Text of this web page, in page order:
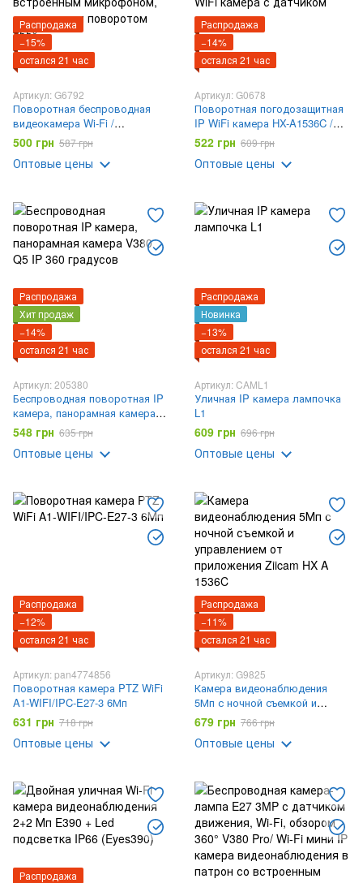
Распродажа
−15%
остался 21 час
Артикул: G6792
Поворотная беспроводная
видеокамера Wi-Fi /
Видеоняня Q1 с датчиком
движения, с ночным
режимом, со встроенным
500 грн 587 грн
Оптовые цены
Распродажа
−14%
остался 21 час
Артикул: G0678
Поворотная погодозащитная
IP WiFi камера HX-A1536C /
Поворотная уличная камера
видеонаблюдения / WiFi
камера с датчиком движения
522 грн 609 грн
Оптовые цены
Распродажа
Хит продаж
−14%
остался 21 час
Артикул: 205380
Беспроводная поворотная IP
камера, панорамная камера
V380 Q5 IP 360 градусов
548 грн 635 грн
Оптовые цены
Распродажа
Новинка
−13%
остался 21 час
Артикул: CAML1
Уличная IP камера лампочка
L1
609 грн 696 грн
Оптовые цены
Распродажа
−12%
остался 21 час
Артикул: pan4774856
Поворотная камера PTZ WiFi
A1-WIFI/IPC-E27-3 6Мп
631 грн 718 грн
Оптовые цены
Распродажа
−11%
остался 21 час
Артикул: G9825
Камера видеонаблюдения
5Мп с ночной съемкой и
управлением от приложения
Ziicam HX A 1536C
679 грн 766 грн
Оптовые цены
Распродажа